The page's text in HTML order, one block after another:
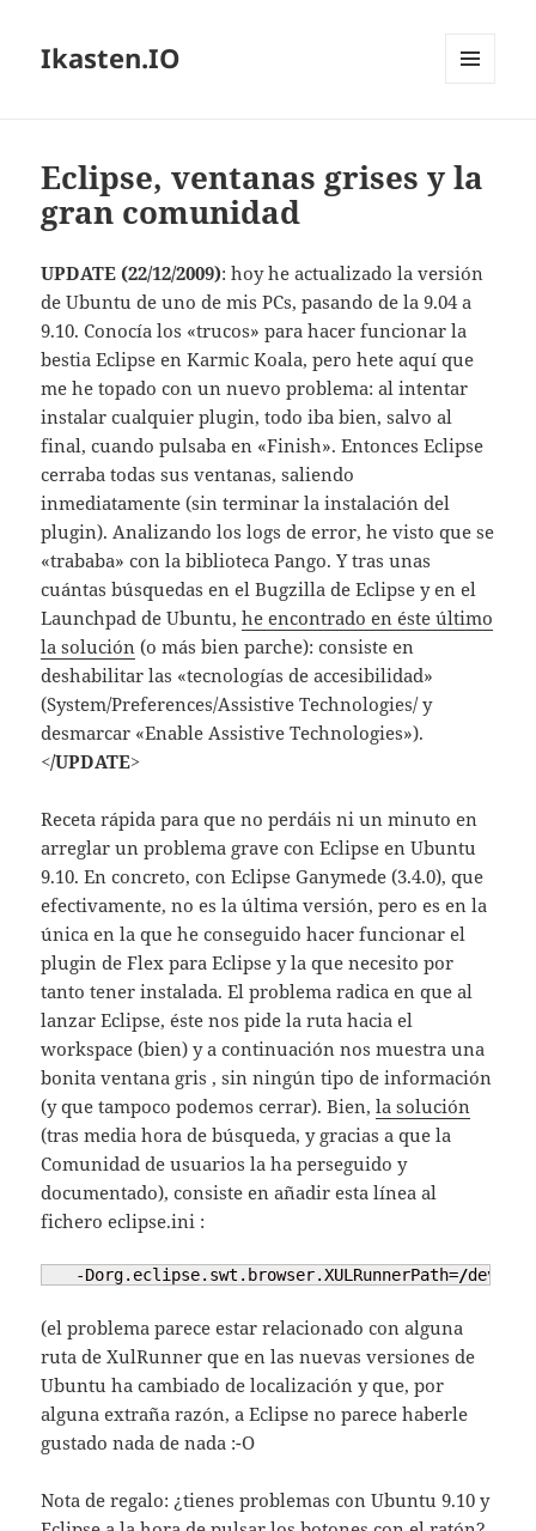
Ikasten.IO
Eclipse, ventanas grises y la
gran comunidad
UPDATE (22/12/2009): hoy he actualizado la versión
de Ubuntu de uno de mis PCs, pasando de la 9.04 a
9.10. Conocía los «trucos» para hacer funcionar la
bestia Eclipse en Karmic Koala, pero hete aquí que
me he topado con un nuevo problema: al intentar
instalar cualquier plugin, todo iba bien, salvo al
final, cuando pulsaba en «Finish». Entonces Eclipse
cerraba todas sus ventanas, saliendo
inmediatamente (sin terminar la instalación del
plugin). Analizando los logs de error, he visto que se
«trababa» con la biblioteca Pango. Y tras unas
cuántas búsquedas en el Bugzilla de Eclipse y en el
Launchpad de Ubuntu,he encontrado en éste último
la solución (o más bien parche): consiste en
deshabilitar las «tecnologías de accesibilidad»
(System/Preferences/Assistive Technologies/ y
desmarcar «Enable Assistive Technologies»).
</UPDATE>
Receta rápida para que no perdáis ni un minuto en
arreglar un problema grave con Eclipse en Ubuntu
9.10. En concreto, con Eclipse Ganymede (3.4.0), que
efectivamente, no es la última versión, pero es en la
única en la que he conseguido hacer funcionar el
plugin de Flex para Eclipse y la que necesito por
tanto tener instalada. El problema radica en que al
lanzar Eclipse, éste nos pide la ruta hacia el
workspace (bien) y a continuación nos muestra una
bonita ventana gris , sin ningún tipo de información
(y que tampoco podemos cerrar). Bien,la solución
(tras media hora de búsqueda, y gracias a que la
Comunidad de usuarios la ha perseguido y
documentado), consiste en añadir esta línea al
fichero eclipse.ini :
   -Dorg.eclipse.swt.browser.XULRunnerPath=
/dev
(el problema parece estar relacionado con alguna
ruta de XulRunner que en las nuevas versiones de
Ubuntu ha cambiado de localización y que, por
alguna extraña razón, a Eclipse no parece haberle
gustado nada de nada :-O
Nota de regalo: ¿tienes problemas con Ubuntu 9.10 y